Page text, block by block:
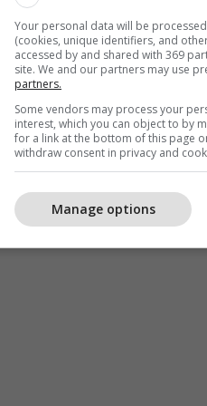
Amerikës në Kosovës ka
Hovenier në emër të
mirënjohje për përpjekjet
dhe prosperitetit në
të ekipit tonë të
forcuar, mbështetur
Amerikane në Kosovë.
Your personal data will be
(cookies, unique identifiers, and
accessed by and shared with 369
site. We and our partners may use
partners.
Some vendors may process your
interest, which you can object to by
for a link at the bottom of this page
withdraw consent in privacy and
Manage options